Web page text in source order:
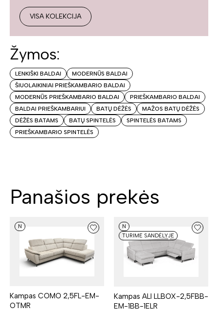
VISA KOLEKCIJA
Žymos:
LENKIŠKI BALDAI
MODERNŪS BALDAI
ŠIUOLAIKINIAI PRIEŠKAMBARIO BALDAI
MODERNŪS PRIEŠKAMBARIO BALDAI
PRIEŠKAMBARIO BALDAI
BALDAI PRIEŠKAMBARIUI
BATŲ DĖŽĖS
MAŽOS BATŲ DĖŽĖS
DĖŽĖS BATAMS
BATŲ SPINTELĖS
SPINTELĖS BATAMS
PRIEŠKAMBARIO SPINTELĖS
Panašios prekės
N
Kampas COMO 2,5FL-EM-
OTMR
N
TURIME SANDĖLYJE
Kampas ALI LLBOX-2,5FBB-
EM-1BB-1ELR